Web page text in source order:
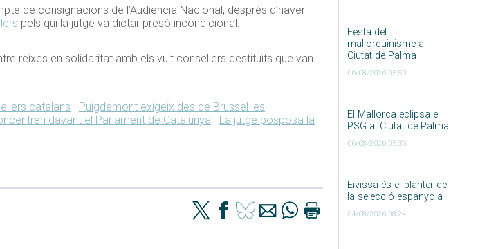
Festa del
mallorquinisme al
Ciutat de Palma
06/08/2026 05:50
El Mallorca eclipsa el
PSG al Ciutat de Palma
06/08/2026 05:36
Eivissa és el planter de
la selecció espanyola
04/08/2026 08:24
de consignacions de l’Audiència Nacional, després d’haver
pels qui la jutge va dictar presó incondicional.
reixes en solidaritat amb els vuit consellers destituïts que van
catalans
Puigdemont exigeix des de Brussel·les
davant el Parlament de Catalunya
La jutge posposa la